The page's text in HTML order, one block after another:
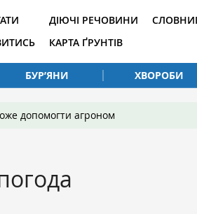
ДІЮЧІ РЕЧОВИНИ
КАРТА ҐРУНТІВ
БУР’ЯНИ ХВОРОБИ
допомогти агроном